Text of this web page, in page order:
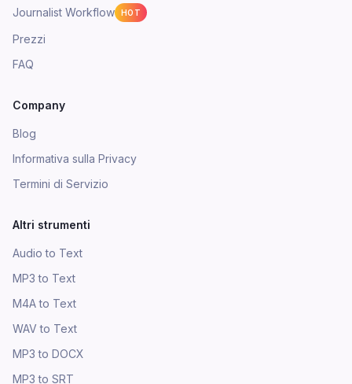
Journalist Workflow HOT
Prezzi
FAQ
Company
Blog
Informativa sulla Privacy
Termini di Servizio
Altri strumenti
Audio to Text
MP3 to Text
M4A to Text
WAV to Text
MP3 to DOCX
MP3 to SRT